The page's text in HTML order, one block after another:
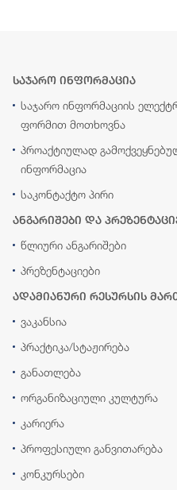
საჯარო ინფორმაცია
საჯარო ინფორმაციის
ფორმით მოთხოვნა
პროაქტიულად
ინფორმაცია
საკონტაქტო პირი
ანგარიშები და
წლიური ანგარიშები
პრეზენტაციები
ადამიანური რესურსის
ვაკანსია
პრაქტიკა/სტაჟირება
განათლება
ორგანიზაციული კულტურა
კარიერა
პროფესიული განვითარება
კონკურსები